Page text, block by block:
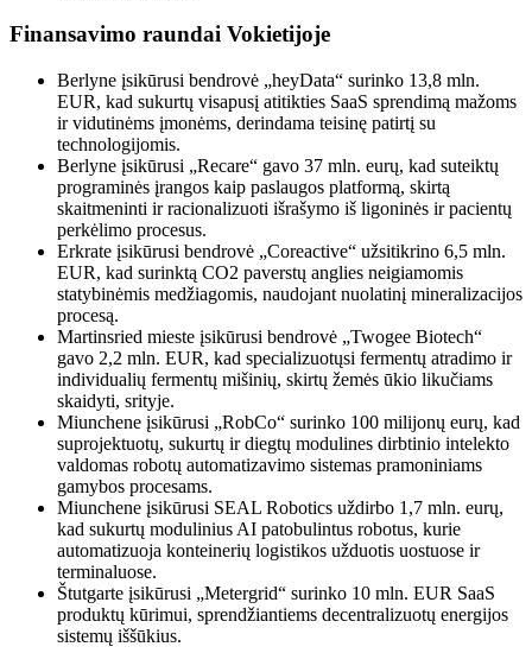
Finansavimo raundai Vokietijoje
Berlyne įsikūrusi bendrovė „heyData“ surinko 13,8 mln.
EUR, kad sukurtų visapusį atitikties SaaS sprendimą mažoms
ir vidutinėms įmonėms, derindama teisinę patirtį su
technologijomis.
Berlyne įsikūrusi „Recare“ gavo 37 mln. eurų, kad suteiktų
programinės įrangos kaip paslaugos platformą, skirtą
skaitmeninti ir racionalizuoti išrašymo iš ligoninės ir pacientų
perkėlimo procesus.
Erkrate įsikūrusi bendrovė „Coreactive“ užsitikrino 6,5 mln.
EUR, kad surinktą CO2 paverstų anglies neigiamomis
statybinėmis medžiagomis, naudojant nuolatinį mineralizacijos
procesą.
Martinsried mieste įsikūrusi bendrovė „Twogee Biotech“
gavo 2,2 mln. EUR, kad specializuotųsi fermentų atradimo ir
individualių fermentų mišinių, skirtų žemės ūkio likučiams
skaidyti, srityje.
Miunchene įsikūrusi „RobCo“ surinko 100 milijonų eurų, kad
suprojektuotų, sukurtų ir diegtų modulines dirbtinio intelekto
valdomas robotų automatizavimo sistemas pramoniniams
gamybos procesams.
Miunchene įsikūrusi SEAL Robotics uždirbo 1,7 mln. eurų,
kad sukurtų modulinius AI patobulintus robotus, kurie
automatizuoja konteinerių logistikos užduotis uostuose ir
terminaluose.
Štutgarte įsikūrusi „Metergrid“ surinko 10 mln. EUR SaaS
produktų kūrimui, sprendžiantiems decentralizuotų energijos
sistemų iššūkius.